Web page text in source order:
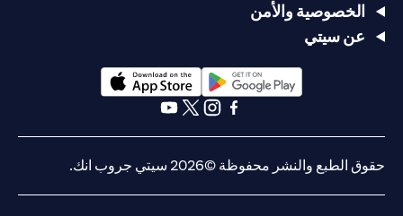
الخصوصية والأمن
عن سيتي
opens in a new tab
opens in a new tab
حقوق الطبع والنشر محفوظة ©2026 سيتي جروب انك.